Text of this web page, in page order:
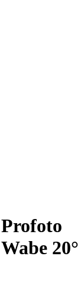
Profoto
Wabe 20°